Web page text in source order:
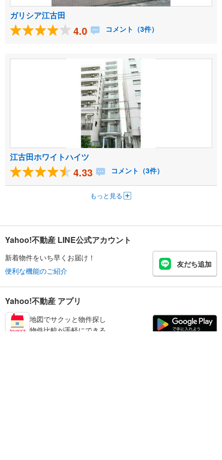
ガリシア江古田
4.0 コメント（3件）
江古田ホワイトハイツ
4.33 コメント（3件）
もっと見る
Yahoo!不動産 LINE公式アカウント
新着物件をいち早くお届け！
便利な機能のご紹介
友だち追加
Yahoo!不動産 アプリ
地図でサクッと物件探し
物件比較が手軽にできる